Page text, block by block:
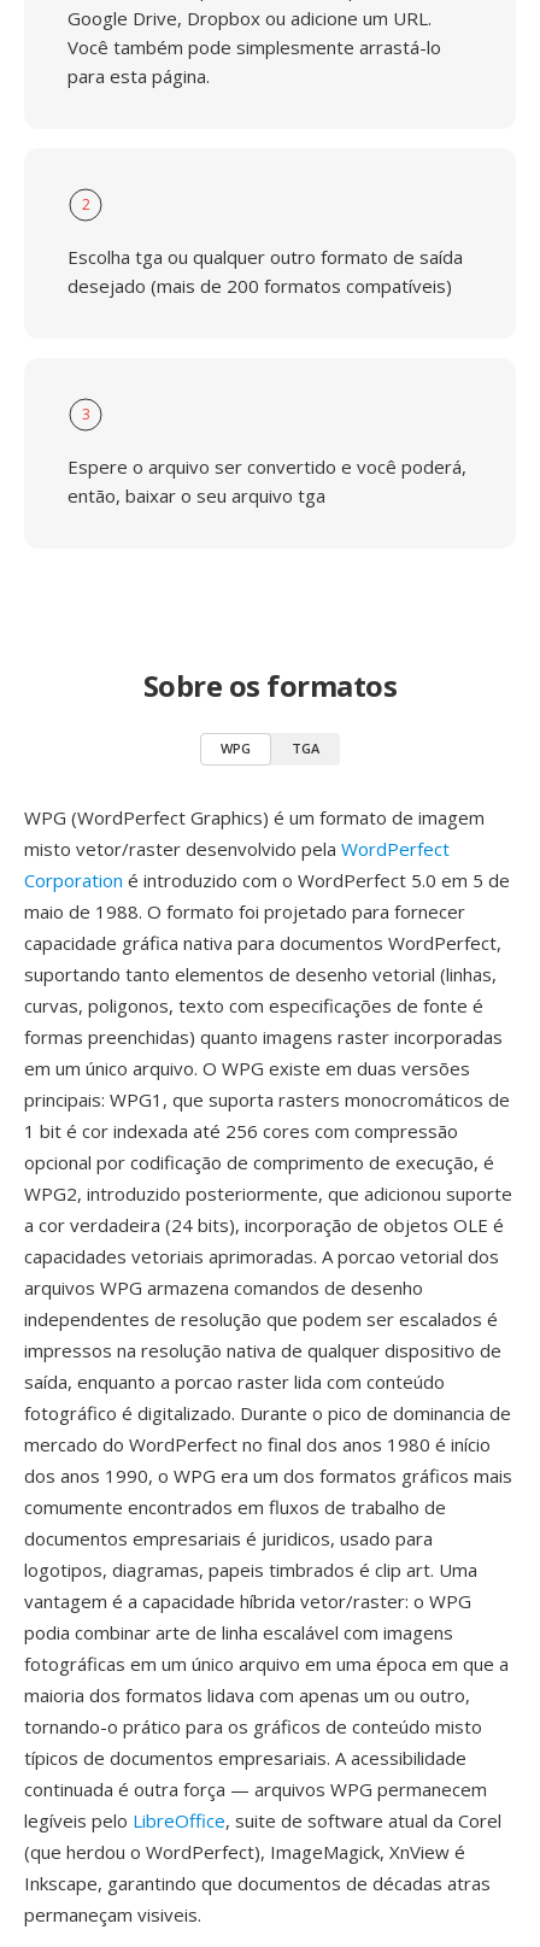
Google Drive, Dropbox ou adicione um URL.
Você também pode simplesmente arrastá-lo
para esta página.
2
Escolha tga ou qualquer outro formato de saída
desejado (mais de 200 formatos compatíveis)
3
Espere o arquivo ser convertido e você poderá,
então, baixar o seu arquivo tga
Sobre os formatos
WPG TGA
WPG (WordPerfect Graphics) é um formato de imagem
misto vetor/raster desenvolvido pela WordPerfect
Corporation é introduzido com o WordPerfect 5.0 em 5 de
maio de 1988. O formato foi projetado para fornecer
capacidade gráfica nativa para documentos WordPerfect,
suportando tanto elementos de desenho vetorial (linhas,
curvas, poligonos, texto com especificações de fonte é
formas preenchidas) quanto imagens raster incorporadas
em um único arquivo. O WPG existe em duas versões
principais: WPG1, que suporta rasters monocromáticos de
1 bit é cor indexada até 256 cores com compressão
opcional por codificação de comprimento de execução, é
WPG2, introduzido posteriormente, que adicionou suporte
a cor verdadeira (24 bits), incorporação de objetos OLE é
capacidades vetoriais aprimoradas. A porcao vetorial dos
arquivos WPG armazena comandos de desenho
independentes de resolução que podem ser escalados é
impressos na resolução nativa de qualquer dispositivo de
saída, enquanto a porcao raster lida com conteúdo
fotográfico é digitalizado. Durante o pico de dominancia de
mercado do WordPerfect no final dos anos 1980 é início
dos anos 1990, o WPG era um dos formatos gráficos mais
comumente encontrados em fluxos de trabalho de
documentos empresariais é juridicos, usado para
logotipos, diagramas, papeis timbrados é clip art. Uma
vantagem é a capacidade híbrida vetor/raster: o WPG
podia combinar arte de linha escalável com imagens
fotográficas em um único arquivo em uma época em que a
maioria dos formatos lidava com apenas um ou outro,
tornando-o prático para os gráficos de conteúdo misto
típicos de documentos empresariais. A acessibilidade
continuada é outra força — arquivos WPG permanecem
legíveis pelo LibreOffice, suite de software atual da Corel
(que herdou o WordPerfect), ImageMagick, XnView é
Inkscape, garantindo que documentos de décadas atras
permaneçam visiveis.